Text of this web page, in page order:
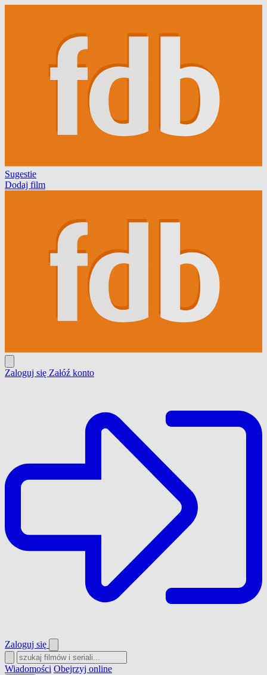
Sugestie
Dodaj film
Zaloguj się Załóź konto
Zaloguj się
Wiadomości Obejrzyj online